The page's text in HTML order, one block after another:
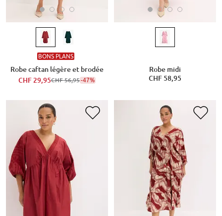
BONS PLANS
Robe caftan légère et brodée
CHF 29,95CHF 56,95-47%
Robe midi
CHF 58,95